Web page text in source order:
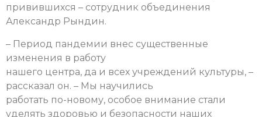
привившихся – сотрудник объединения
Александр Рындин.
– Период пандемии внес существенные
изменения в работу
нашего центра, да и всех учреждений культуры, –
рассказал он. – Мы научились
работать по-новому, особое внимание стали
уделять здоровью и безопасности наших